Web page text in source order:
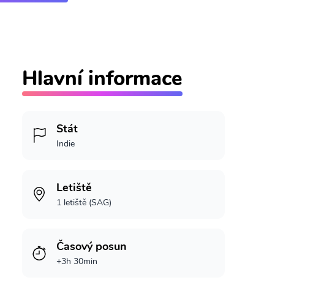
Hlavní informace
Stát
Indie
Letiště
1 letiště (SAG)
Časový posun
+3h 30min